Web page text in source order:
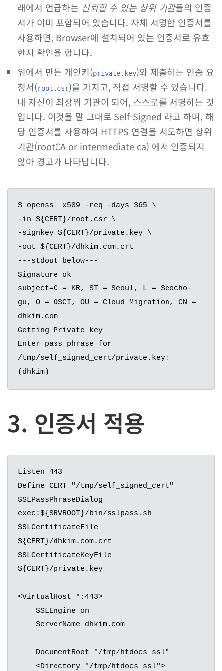
래에서 언급하는 신뢰할 수 있는 상위 기관들의 인증
서가 이미 포함되어 있습니다. 자체 서명한 인증서를
사용하면, Browser에 설치되어 있는 인증서로 유효
한지 확인을 합니다.
위에서 만든 개인키(private.key)와 제출하는 인증 요
청서(root.csr)을 가지고, 직접 서명할 수 있습니다.
내 자신이 최상위 기관이 되어, 스스로를 서명하는 것
입니다. 이것을 말 그대로 Self-Signed 라고 하며, 해
당 인증서를 사용하여 HTTPS 연결을 시도하면 상위
기관(rootCA or intermediate ca) 에서 인증되지
않아 경고가 나타납니다.
$ openssl x509 -req -days 365 \
-in ${CERT}/root.csr \
-signkey ${CERT}/private.key \
-out ${CERT}/dhkim.com.crt
---stdout below---
Signature ok
subject=C = KR, ST = Seoul, L = Seocho-
gu, O = OSCI, OU = Cloud Migration, CN =
dhkim.com
Getting Private key
Enter pass phrase for
/tmp/self_signed_cert/private.key:
(dhkim)
3. 인증서 적용
Listen 443
Define CERT "/tmp/self_signed_cert"
SSLPassPhraseDialog
exec:${SRVROOT}/bin/sslpass.sh
SSLCertificateFile
${CERT}/dhkim.com.crt
SSLCertificateKeyFile
${CERT}/private.key
<VirtualHost *:443>